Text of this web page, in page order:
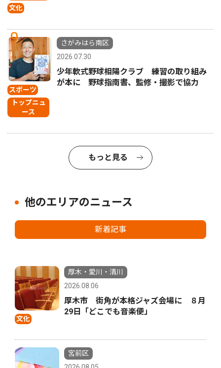
文化
9
スポーツ
トップニュ
ース
さがみはら南区
2026.07.30
少年軟式野球相陽クラブ 練習の取り組み
が本に 野球指南書、監修・撮影で協力
もっと見る
他のエリアのニュース
新着記事
文化
厚木・愛川・清川
2026.08.06
厚木市 街角が本格ジャズ会場に ８月
29日「どこでも音楽便」
宮前区